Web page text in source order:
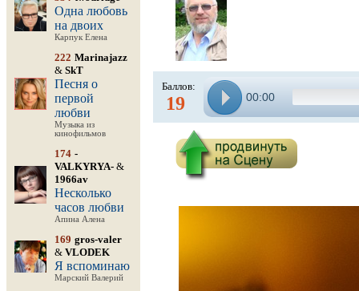
Одна любовь
на двоих
Карпук Елена
222 Marinajazz
& SkT
Песня о
первой
любви
Музыка из
кинофильмов
174 -
VALKYRYA- &
1966av
Несколько
часов любви
Апина Алена
169 gros-valer
& VLODEK
Я вспоминаю
Марский Валерий
Баллов:
19 00:00